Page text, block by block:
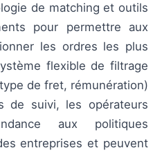
de matching et outils
pour permettre aux
les ordres les plus
flexible de filtrage
de fret, rémunération)
de suivi, les opérateurs
aux politiques
entreprises et peuvent